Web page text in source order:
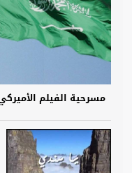
مسرحية الفيلم